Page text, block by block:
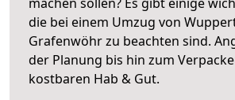
die bei einem Umzug von
Grafenwöhr zu beachten sind.
der Planung bis hin zum
kostbaren Hab & Gut.